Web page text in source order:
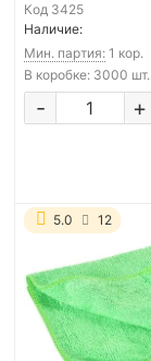
Код 3425
Наличие:
Мин. партия: 1 кор.
В коробке: 3000 шт.
+
-
5.0 12